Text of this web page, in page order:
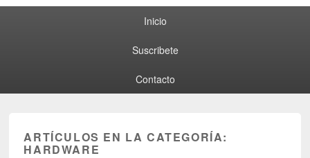
Inicio
Suscribete
Contacto
ARTÍCULOS EN LA CATEGORÍA:
HARDWARE